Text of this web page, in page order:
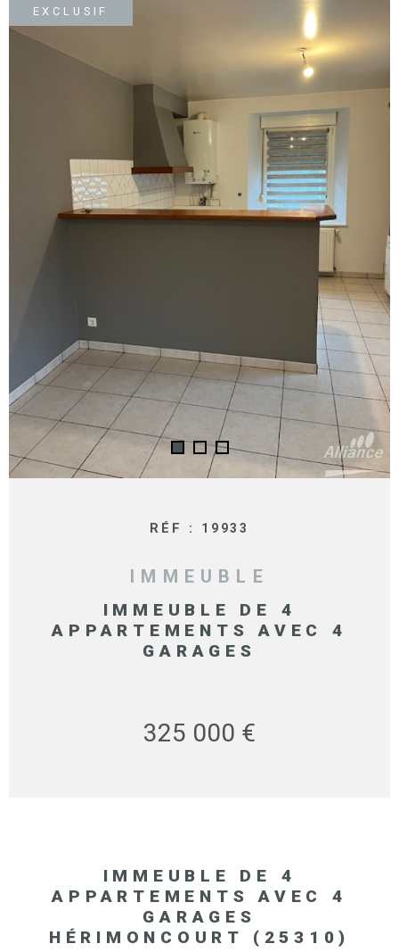
NOS
VENDUS
NOS
EXCLUSIF
RÉF : 19933
IMMEUBLE
IMMEUBLE DE 4
APPARTEMENTS AVEC 4
GARAGES
325 000 €
IMMEUBLE DE 4
APPARTEMENTS AVEC 4
GARAGES
HÉRIMONCOURT (25310)
RÉFÉRENCE
PLUS DE CRITÈRES
RECHERCHER